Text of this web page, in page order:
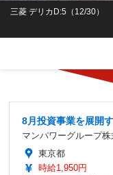
三菱 デリカD:5（12/30）
8月投資事業を展開
マンパワーグループ株
東京都
時給1,950円